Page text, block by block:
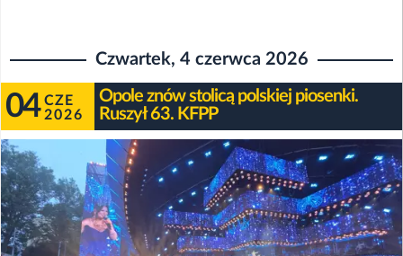
Czwartek, 4 czerwca 2026
04 CZE
2026
Opole znów stolicą polskiej piosenki.
Ruszył 63. KFPP